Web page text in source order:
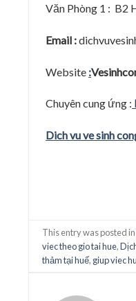
Văn Phòng 1 : B2
Email :
Website :
Chuyên cung ứng :
Dich vu ve sinh
This entry was posted
viec theo gio tai hue,
thảm tại huế, giup viec